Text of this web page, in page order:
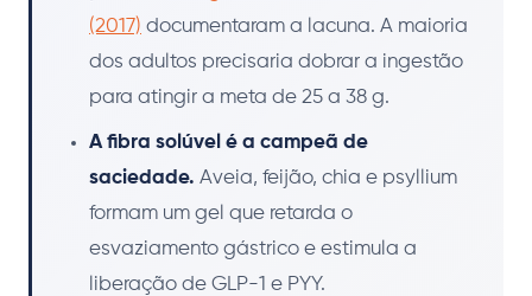
(2017) documentaram a lacuna. A maioria
dos adultos precisaria dobrar a ingestão
para atingir a meta de 25 a 38 g.
A fibra solúvel é a campeã de
saciedade. Aveia, feijão, chia e psyllium
formam um gel que retarda o
esvaziamento gástrico e estimula a
liberação de GLP-1 e PYY.